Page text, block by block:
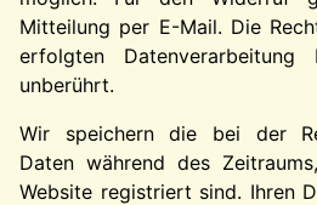
Mitteilung per E-Mail. Die
erfolgten
unberührt.
Wir speichern die bei der
Daten während des
Website registriert sind. Ihren